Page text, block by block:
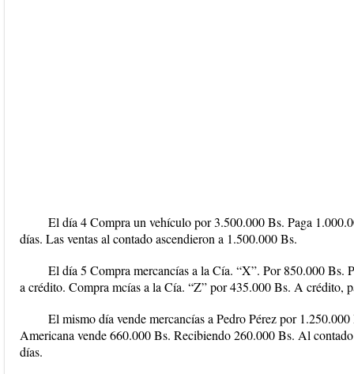
El día 4 Compra un vehículo por 3.500.000 Bs. Paga
días. Las ventas al contado ascendieron a 1.500.000 Bs.
El día 5 Compra mercancías a la Cía. “X”. Por 850.000 Bs.
a crédito. Compra mcías a la Cía. “Z” por 435.000 Bs. A crédito,
El mismo día vende mercancías a Pedro Pérez por
Americana vende 660.000 Bs. Recibiendo 260.000 Bs. Al
días.